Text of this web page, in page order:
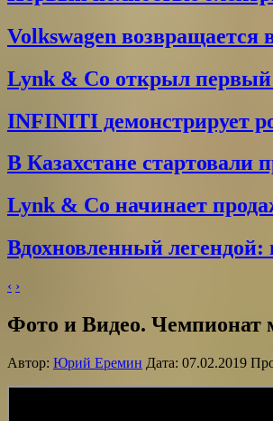
Volkswagen возвращается
Lynk & Co открыл
INFINITI демонстрирует
В Казахстане стартовали
Lynk & Co начинает
Вдохновленный
‹ ›
Фото и Видео. Чемпионат
Автор: Юрий Еремин Дата: 07.02.2019